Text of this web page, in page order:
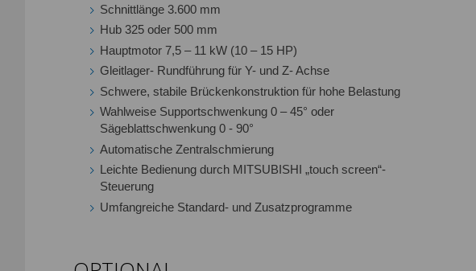
Schnittlänge 3.600 mm
Hub 325 oder 500 mm
Hauptmotor 7,5 – 11 kW (10 – 15 HP)
Gleitlager- Rundführung für Y- und Z- Achse
Schwere, stabile Brückenkonstruktion für hohe Belastung
Wahlweise Supportschwenkung 0 – 45° oder
Sägeblattschwenkung 0 - 90°
Automatische Zentralschmierung
Leichte Bedienung durch MITSUBISHI „touch screen“-
Steuerung
Umfangreiche Standard- und Zusatzprogramme